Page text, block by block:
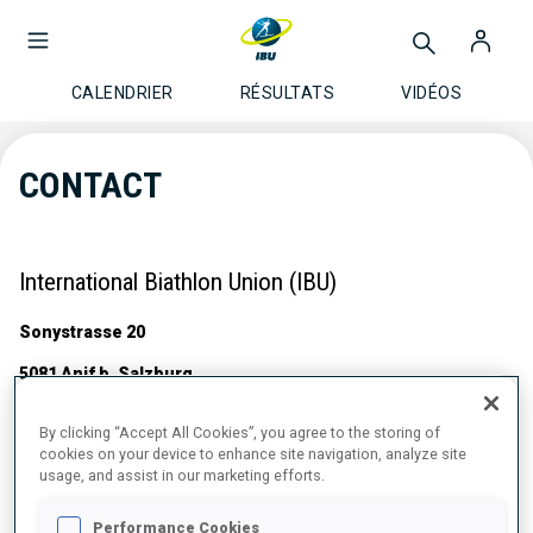
CALENDRIER RÉSULTATS VIDÉOS
CONTACT
International Biathlon Union (IBU)
Sonystrasse 20
5081 Anif b. Salzburg
Tel.: +43 - 6 62 - 85 50 50
By clicking “Accept All Cookies”, you agree to the storing of
cookies on your device to enhance site navigation, analyze site
usage, and assist in our marketing efforts.
Performance Cookies